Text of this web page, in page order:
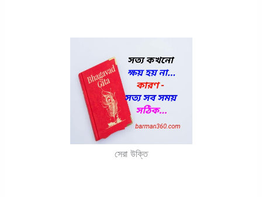
সেরা উক্তি